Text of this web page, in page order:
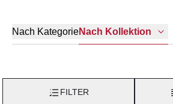
Trends. Neben der Produktion von
Originalität und Ästhetik sind die
Nach KategorieNach Kollektion
FILTER